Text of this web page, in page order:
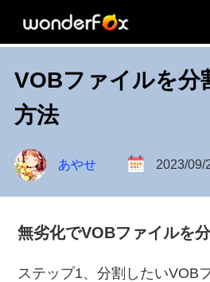
VOBファイルを分
方法
あやせ 2023/09/
無劣化でVOBファイルを
ステップ1、分割したいVOB